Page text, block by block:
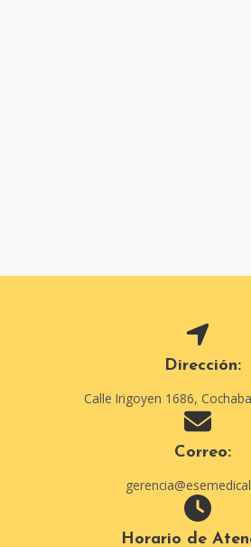
Dirección:
Calle Irigoyen 1686,
Correo:
Horario de